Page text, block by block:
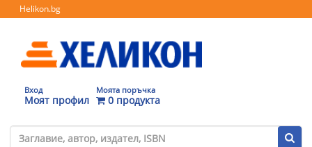
Helikon.bg
Вход
Моят профил
Моята поръчка
0 продукта